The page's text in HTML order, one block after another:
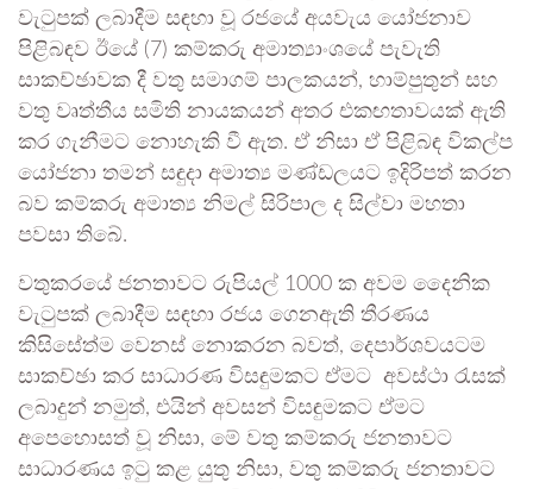
වැටුපක් ලබාදීම සඳහා වූ රජයේ අයවැය යෝජනාව
පිළිබඳව ඊයේ (7) කම්කරු අමාත්‍යාංශයේ පැවැති
සාකච්ඡාවක දී වතු සමාගම් පාලකයන්, හාම්පුතුන් සහ
වතු වෘත්තීය සමිති නායකයන් අතර එකඟතාවයක් ඇති
කර ගැනීමට නොහැකි වී ඇත. ඒ නිසා ඒ පිළිබඳ විකල්ප
යෝජනා තමන් සඳුදා අමාත්‍ය මණ්ඩලයට ඉදිරිපත් කරන
බව කම්කරු අමාත්‍ය නිමල් සිරිපාල ද සිල්වා මහතා
පවසා තිබේ.
වතුකරයේ ජනතාවට රුපියල් 1000 ක අවම දෛනික
වැටුපක් ලබාදීම සඳහා රජය ගෙනඇති තීරණය
කිසිසේත්ම වෙනස් නොකරන බවත්, දෙපාර්ශවයටම
සාකච්ඡා කර සාධාරණ විසඳුමකට ඒමට අවස්ථා රැසක්
ලබාදුන් නමුත්, එයින් අවසන් විසඳුමකට ඒමට
අපෙහොසත් වූ නිසා, මේ වතු කම්කරු ජනතාවට
සාධාරණය ඉටු කළ යුතු නිසා, වතු කම්කරු ජනතාවට